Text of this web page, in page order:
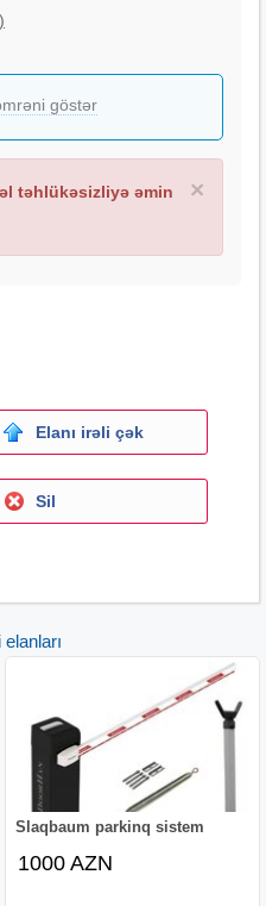
sistem, parking
no parkinq sistem, no
qurasdirilmasi,
göstər
×
təhlükəsizliyə əmin
Elanı irəli çək
Sil
Slaqbaum parkinq sistem
1000 AZN